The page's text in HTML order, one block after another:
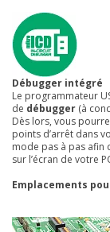
Débugger intégré
Le programmateur
de débugger (à
Dès lors, vous
points d’arrêt dans
mode pas à pas afin
sur l’écran de votre
Emplacements